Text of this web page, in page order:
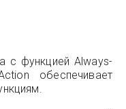
с функцией Always-
обеспечивает